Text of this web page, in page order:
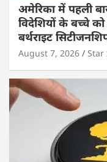
अमेरिका में पहली
विदेशियों के बच्चे को
बर्थराइट
August 7, 2026 Star